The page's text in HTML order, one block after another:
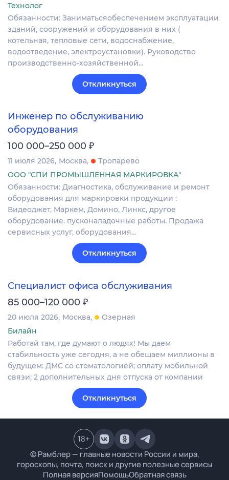
Технолог
Обязанности: Заниматьсяобеспечением эксплуатации
зданий, сооружений и оборудования в них (
котельная, тепловые сети, водоснабжение,
водоотведение, электроустановки). Руководство
производственно-хозяйственной…
Откликнуться
Инженер по обслуживанию
оборудования
100 000–250 000 ₽
11 июля 2026 Москва
Тропарево
ООО "СПИ ПРОМЫШЛЕННАЯ МАРКИРОВКА"
Обязанности: Диагностика, обслуживание и ремонт
оборудования для маркировки продукции :
Видеоджет, Маркем, Домино, Линкс, другое
оборудование. пусконаладочные работы. Продажа
сервисных услуг, оборудования…
Откликнуться
Специалист офиса обслуживания
85 000–120 000 ₽
20 июля 2026 Москва
Озерная
Билайн
Работай там, где думают о людях! Мы даем
стабильность уже сегодня, а не обещаем миллионы в
будущем: ДМС со стоматологией; оплату мобильной
связи; 2 дополнительных дня отпуска от компании​
Откликнуться
© Рамблер — главные новости России и мира,
гороскопы, почта, поиск и другие полезные сервисы
Полная версияПомощьОбратная связь
18+